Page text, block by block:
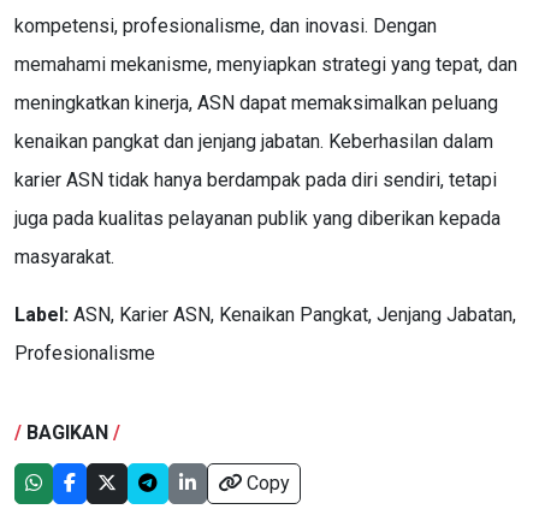
kompetensi, profesionalisme, dan inovasi. Dengan
memahami mekanisme, menyiapkan strategi yang tepat, dan
meningkatkan kinerja, ASN dapat memaksimalkan peluang
kenaikan pangkat dan jenjang jabatan. Keberhasilan dalam
karier ASN tidak hanya berdampak pada diri sendiri, tetapi
juga pada kualitas pelayanan publik yang diberikan kepada
masyarakat.
Label: ASN, Karier ASN, Kenaikan Pangkat, Jenjang Jabatan,
Profesionalisme
/ BAGIKAN /
Copy